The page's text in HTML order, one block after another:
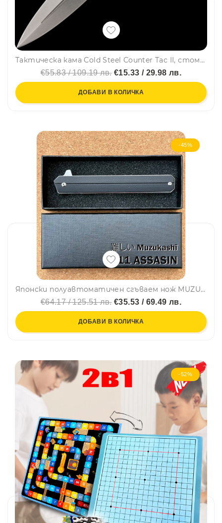
Тактическа кама Cold Steel Counter Tac II, стомана AUS-8, кания Secure Ex
€55.83 / 109.19 лв.€15.33 / 29.98 лв.
ДОБАВИ В КОЛИЧКА
-45%
Японски полуавтоматичен сгъваем нож MUZUKASHI X11 ASSASIN, стомана D2, линейно заключване, кутия
€64.17 / 125.51 лв.€35.53 / 69.49 лв.
ДОБАВИ В КОЛИЧКА
-52%